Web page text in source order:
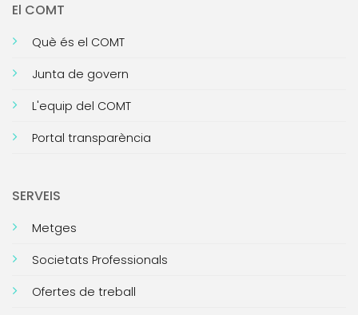
El COMT
Què és el COMT
Junta de govern
L'equip del COMT
Portal transparència
SERVEIS
Metges
Societats Professionals
Ofertes de treball